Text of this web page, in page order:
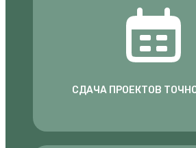
СДАЧА ПРОЕКТОВ